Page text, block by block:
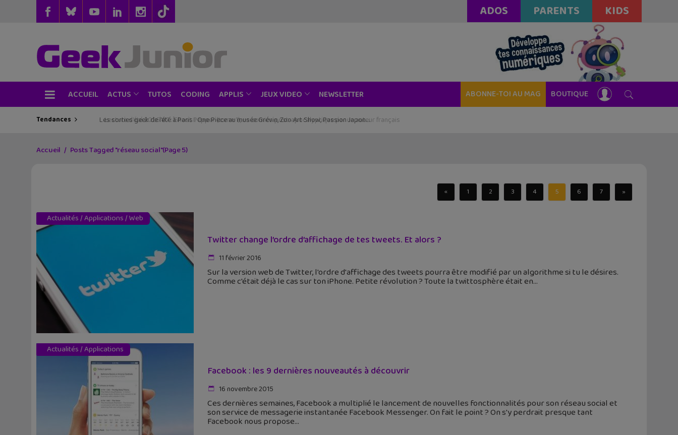
ADOS PARENTS KIDS
ACCUEIL ACTUS TUTOS CODING APPLIS JEUX VIDEO NEWSLETTER ABONNE-TOI AU MAG BOUTIQUE
Tendances Les sorties geek de l’été à Paris : One Piece au musée Grévin, Zoo Art Show, Passion Japon…
Accueil Posts Tagged "réseau social"(Page 5)
« 1 2 3 4 5 6 7 »
Actualités/Applications/Web
Twitter change l’ordre d’affichage de tes tweets. Et alors ?
11 février 2016
Sur la version web de Twitter, l'ordre d'affichage des tweets pourra être modifié par un algorithme si tu le désires.
Comme c'était déjà le cas sur ton iPhone. Petite révolution ? Toute la twittosphère était en
Actualités/Applications
Facebook : les 9 dernières nouveautés à découvrir
16 novembre 2015
Ces dernières semaines, Facebook a multiplié le lancement de nouvelles fonctionnalités pour son réseau social et
son service de messagerie instantanée Facebook Messenger. On fait le point ? On s'y perdrait presque tant
Facebook nous propose